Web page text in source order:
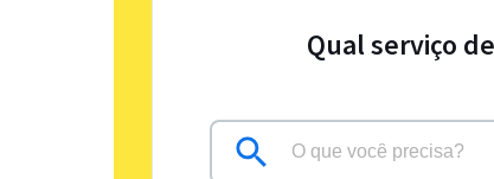
Qual serviço